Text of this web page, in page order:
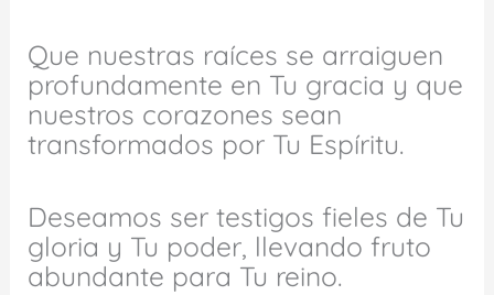
Que nuestras raíces se arraiguen
profundamente en Tu gracia y que
nuestros corazones sean
transformados por Tu Espíritu.
Deseamos ser testigos fieles de Tu
gloria y Tu poder, llevando fruto
abundante para Tu reino.